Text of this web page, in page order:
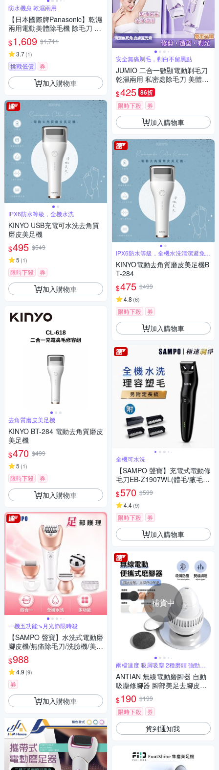
防水機身 乾濕兩用
【日本國際牌Panasonic】乾濕
兩用電動美體除毛機 除毛刀 得
體刀(全機可水洗)附清潔刷
$1,609 $1,711
3.7(1)
挑戰低價 券
加入購物車
IPX6防水等級，全機水洗
KINYO USB充電可水洗去角質
磨皮美足機
$495 $549
5 (1)
限時下殺 券
加入購物車
去角質磨皮美足機
KINYO BT-284 電動去角質磨皮
美足機
$470 $499
5 (1)
限時下殺 券
加入購物車
一機五功能↘月光節限時殺
【SAMPO 聲寶】水洗式電動磨
腳皮機/無痛除毛刀/洗臉機/美體
除毛機(EB-Z1706WL)
$988
4.9 (9)
券
加入購物車
安全無痛剃毛，剃白不留黑點
JUMIO 二合一數顯電動剃毛刀
乾濕兩用 私密處除毛刀 美體脫
毛儀 腋毛/唇毛/ 腳毛 剃毛器
$425 86折
限時下殺 券
加入購物車
IPX6防水等級，全機水洗清潔避免藏
KINYO電動去角質磨皮美足機B
T-284
$475 $499
4.8 (6)
限時下殺 券
加入購物車
全機可水洗
【SAMPO 聲寶】充電式電動修
毛刀EB-Z1907WL(體毛/腋毛/
私密毛/胸毛)
$570 $599
4.4(9)
限時下殺 券
加入購物車
補貨中
兩檔速度 吸屑吸塵 2種磨頭 強勁鋰
電
ANTIAN 無線電動磨腳器 自動
吸塵修腳器 腳部美足去腳皮磨
皮機
$190 $199
限時下殺
券
貨到通知我